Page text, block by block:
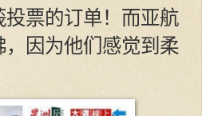
票的订单！而亚航
因为他们感觉到柔